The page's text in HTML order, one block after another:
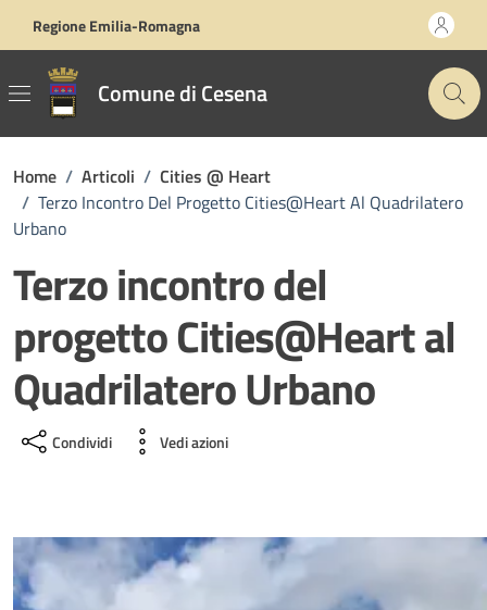
Regione Emilia-Romagna
Comune di Cesena
Home / Articoli / Cities @ Heart
/ Terzo Incontro Del Progetto Cities@Heart Al Quadrilatero
Urbano
Terzo incontro del
progetto Cities@Heart al
Quadrilatero Urbano
Condividi Vedi azioni